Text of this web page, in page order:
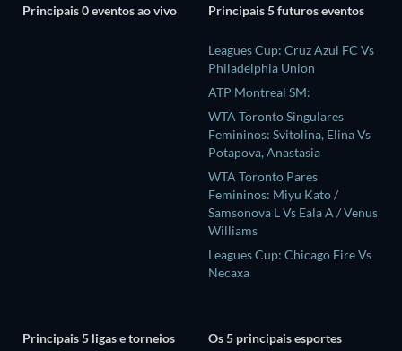
Principais 0 eventos ao vivo Principais 5 futuros eventos
Leagues Cup: Cruz Azul FC Vs
Philadelphia Union
ATP Montreal SM:
WTA Toronto Singulares
Femininos: Svitolina, Elina Vs
Potapova, Anastasia
WTA Toronto Pares
Femininos: Miyu Kato /
Samsonova L Vs Eala A / Venus
Williams
Leagues Cup: Chicago Fire Vs
Necaxa
Principais 5 ligas e torneios Os 5 principais esportes